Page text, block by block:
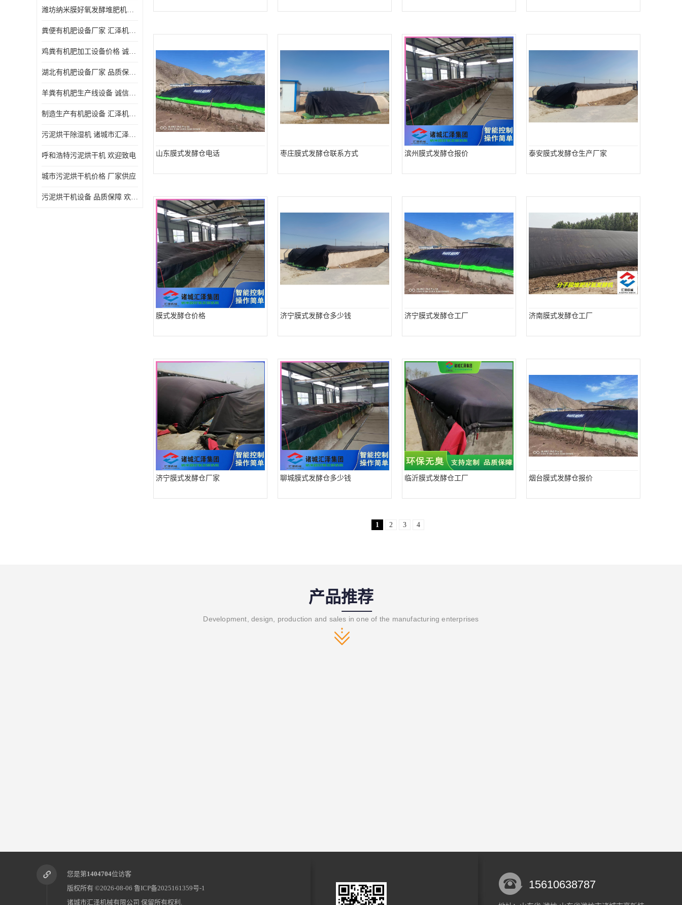
潍坊纳米膜好氧发酵堆肥机定制
粪便有机肥设备厂家 汇泽机械 免费报价
鸡粪有机肥加工设备价格 诚信卖家 致电了解
湖北有机肥设备厂家 品质保障 欢迎咨询
羊粪有机肥生产线设备 诚信卖家 致电了解
制造生产有机肥设备 汇泽机械 免费报价
污泥烘干除湿机 诸城市汇泽机械有限公司
呼和浩特污泥烘干机 欢迎致电
城市污泥烘干机价格 厂家供应
污泥烘干机设备 品质保障 欢迎咨询
山东膜式发酵仓电话 枣庄膜式发酵仓联系方式 滨州膜式发酵仓报价 泰安膜式发酵仓生产厂家
膜式发酵仓价格 济宁膜式发酵仓多少钱 济宁膜式发酵仓工厂 济南膜式发酵仓工厂
济宁膜式发酵仓厂家 聊城膜式发酵仓多少钱 临沂膜式发酵仓工厂 烟台膜式发酵仓报价
1 2 3 4
产品推荐
Development, design, production and sales in one of the manufacturing enterprises
您是第1404704位访客
版权所有 ©2026-08-06 鲁ICP备2025161359号-1
诸城市汇泽机械有限公司 保留所有权利.
15610638787